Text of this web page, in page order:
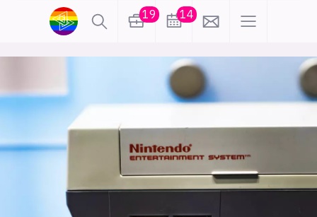
19 14
karriere
meninger
utdanning
kontor
frontend